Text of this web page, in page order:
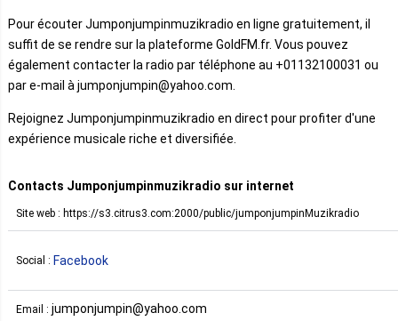
Pour écouter Jumponjumpinmuzikradio en ligne gratuitement, il
suffit de se rendre sur la plateforme GoldFM.fr. Vous pouvez
également contacter la radio par téléphone au +01132100031 ou
par e-mail à jumponjumpin@yahoo.com.
Rejoignez Jumponjumpinmuzikradio en direct pour profiter d'une
expérience musicale riche et diversifiée.
Contacts Jumponjumpinmuzikradio sur internet
Site web : https://s3.citrus3.com:2000/public/jumponjumpinMuzikradio
Social : Facebook
Email : jumponjumpin@yahoo.com